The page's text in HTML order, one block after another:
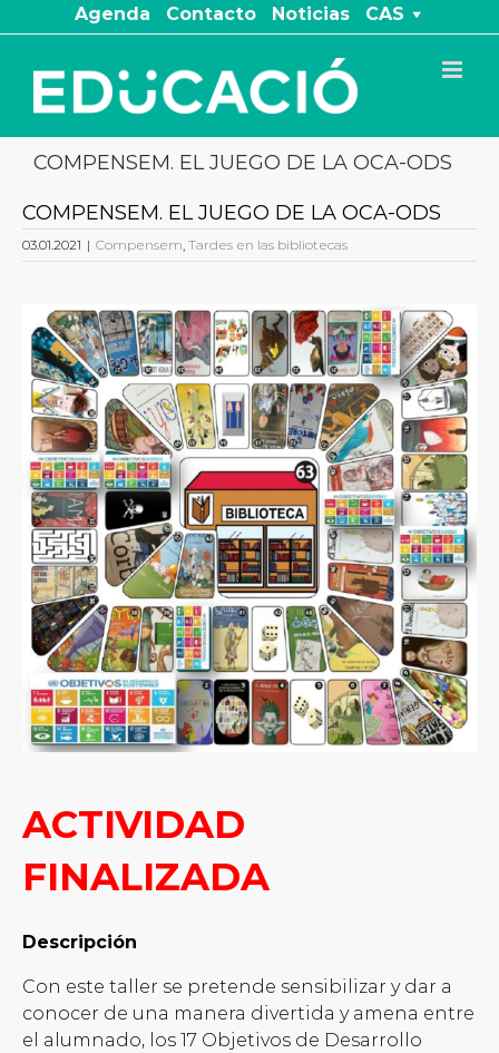
al
contenido
Agenda Contacto Noticias CAS
COMPENSEM. EL JUEGO DE LA OCA-ODS
COMPENSEM. EL JUEGO DE LA OCA-ODS
03.01.2021 | Compensem, Tardes en las bibliotecas
ACTIVIDAD
FINALIZADA
Descripción
Con este taller se pretende sensibilizar y dar a
conocer de una manera divertida y amena entre
el alumnado, los 17 Objetivos de Desarrollo